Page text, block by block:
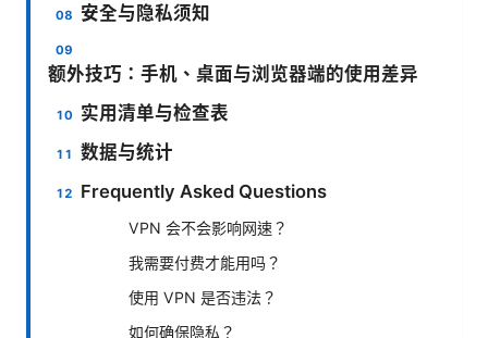
安全与隐私须知
额外技巧：手机、桌面与浏览器端的使用差异
实用清单与检查表
数据与统计
Frequently Asked Questions
VPN 会不会影响网速？
我需要付费才能用吗？
使用 VPN 是否违法？
如何确保隐私？